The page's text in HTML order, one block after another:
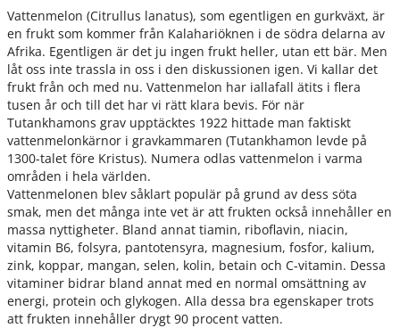
Vattenmelon (Citrullus lanatus), som egentligen en gurkväxt, är
en frukt som kommer från Kalahariöknen i de södra delarna av
Afrika. Egentligen är det ju ingen frukt heller, utan ett bär. Men
låt oss inte trassla in oss i den diskussionen igen. Vi kallar det
frukt från och med nu. Vattenmelon har iallafall ätits i flera
tusen år och till det har vi rätt klara bevis. För när
Tutankhamons grav upptäcktes 1922 hittade man faktiskt
vattenmelonkärnor i gravkammaren (Tutankhamon levde på
1300-talet före Kristus). Numera odlas vattenmelon i varma
områden i hela världen.
Vattenmelonen blev såklart populär på grund av dess söta
smak, men det många inte vet är att frukten också innehåller en
massa nyttigheter. Bland annat tiamin, riboflavin, niacin,
vitamin B6, folsyra, pantotensyra, magnesium, fosfor, kalium,
zink, koppar, mangan, selen, kolin, betain och C-vitamin. Dessa
vitaminer bidrar bland annat med en normal omsättning av
energi, protein och glykogen. Alla dessa bra egenskaper trots
att frukten innehåller drygt 90 procent vatten.